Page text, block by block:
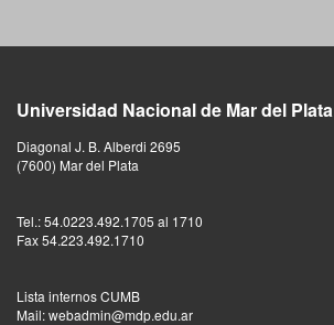
Universidad Nacional de Mar del Plata
Diagonal J. B. Alberdi 2695
(7600) Mar del Plata
Tel.: 54.0223.492.1705 al 1710
Fax 54.223.492.1710
Lista internos CUMB
Mail: webadmin@mdp.edu.ar